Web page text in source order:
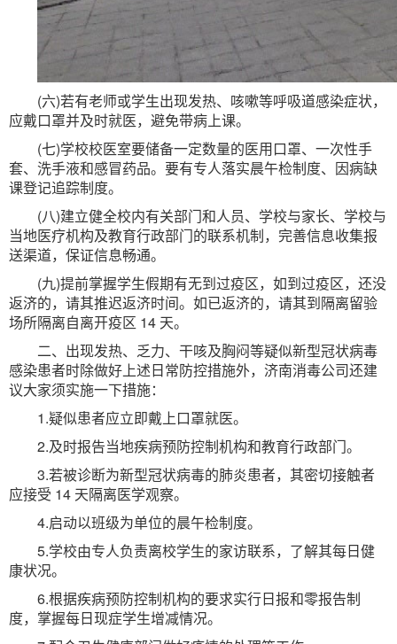
(六)若有老师或学生出现发热、咳嗽等呼吸道感染症状，
应戴口罩并及时就医，避免带病上课。
(七)学校校医室要储备一定数量的医用口罩、一次性手
套、洗手液和感冒药品。要有专人落实晨午检制度、因病缺
课登记追踪制度。
(八)建立健全校内有关部门和人员、学校与家长、学校与
当地医疗机构及教育行政部门的联系机制，完善信息收集报
送渠道，保证信息畅通。
(九)提前掌握学生假期有无到过疫区，如到过疫区，还没
返济的，请其推迟返济时间。如已返济的，请其到隔离留验
场所隔离自离开疫区 14 天。
二、出现发热、乏力、干咳及胸闷等疑似新型冠状病毒
感染患者时除做好上述日常防控措施外，济南消毒公司还建
议大家须实施一下措施：
1.疑似患者应立即戴上口罩就医。
2.及时报告当地疾病预防控制机构和教育行政部门。
3.若被诊断为新型冠状病毒的肺炎患者，其密切接触者
应接受 14 天隔离医学观察。
4.启动以班级为单位的晨午检制度。
5.学校由专人负责离校学生的家访联系，了解其每日健
康状况。
6.根据疾病预防控制机构的要求实行日报和零报告制
度，掌握每日现症学生增减情况。